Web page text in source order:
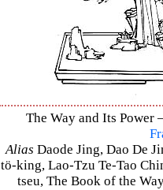
The Way and Its Power
Alias Daode Jing, Dao De
tö-king, Lao-Tzu Te-Tao
tseu, The Book of the